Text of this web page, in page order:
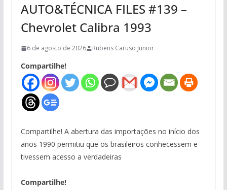
AUTO&TÉCNICA FILES #139 –
Chevrolet Calibra 1993
6 de agosto de 2026 Rubens Caruso Junior
Compartilhe!
Compartilhe! A abertura das importações no início dos
anos 1990 permitiu que os brasileiros conhecessem e
tivessem acesso a verdadeiras
Compartilhe!